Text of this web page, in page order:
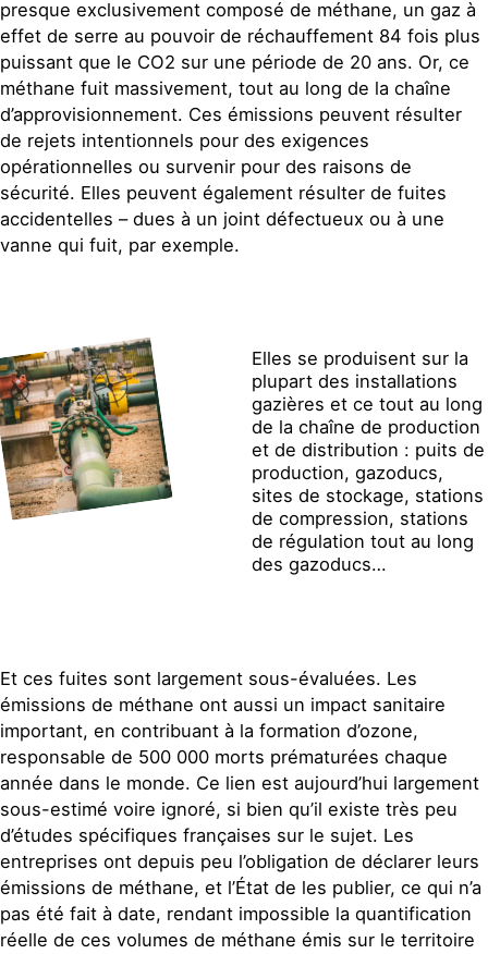
presque exclusivement composé de méthane, un gaz à
effet de serre au pouvoir de réchauffement 84 fois plus
puissant que le CO2 sur une période de 20 ans. Or, ce
méthane fuit massivement, tout au long de la chaîne
d’approvisionnement. Ces émissions peuvent résulter
de rejets intentionnels pour des exigences
opérationnelles ou survenir pour des raisons de
sécurité. Elles peuvent également résulter de fuites
accidentelles – dues à un joint défectueux ou à une
vanne qui fuit, par exemple.
Elles se produisent sur la
plupart des installations
gazières et ce tout au long
de la chaîne de production
et de distribution : puits de
production, gazoducs,
sites de stockage, stations
de compression, stations
de régulation tout au long
des gazoducs…
Et ces fuites sont largement sous-évaluées. Les
émissions de méthane ont aussi un impact sanitaire
important, en contribuant à la formation d’ozone,
responsable de 500 000 morts prématurées chaque
année dans le monde. Ce lien est aujourd’hui largement
sous-estimé voire ignoré, si bien qu’il existe très peu
d’études spécifiques françaises sur le sujet. Les
entreprises ont depuis peu l’obligation de déclarer leurs
émissions de méthane, et l’État de les publier, ce qui n’a
pas été fait à date, rendant impossible la quantification
réelle de ces volumes de méthane émis sur le territoire